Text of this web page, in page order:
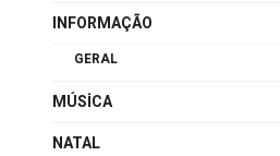
INFORMAÇÃO
GERAL
MÚSICA
NATAL